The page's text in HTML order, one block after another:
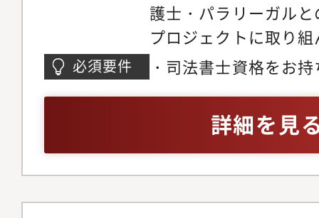
護士・パラリーガル
プロジェクトに取り
必須要件
・司法書士資格をお
詳細を見